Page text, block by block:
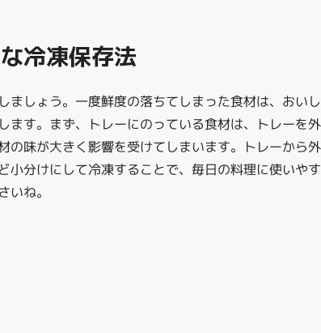
冷凍保存法
ましょう。一度鮮度の落ちてしまった食材は、おい
ます。まず、トレーにのっている食材は、トレーを
の味が大きく影響を受けてしまいます。トレーから
小分けにして冷凍することで、毎日の料理に使いや
ね。